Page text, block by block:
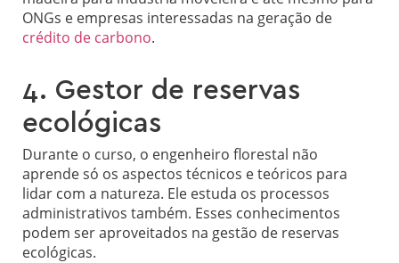
ONGs e empresas interessadas na geração de
crédito de carbono.
4. Gestor de reservas
ecológicas
Durante o curso, o engenheiro florestal não
aprende só os aspectos técnicos e teóricos para
lidar com a natureza. Ele estuda os processos
administrativos também. Esses conhecimentos
podem ser aproveitados na gestão de reservas
ecológicas.